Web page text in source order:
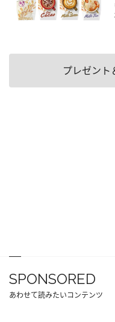
プレゼント
SPONSORED
あわせて読みたいコンテンツ